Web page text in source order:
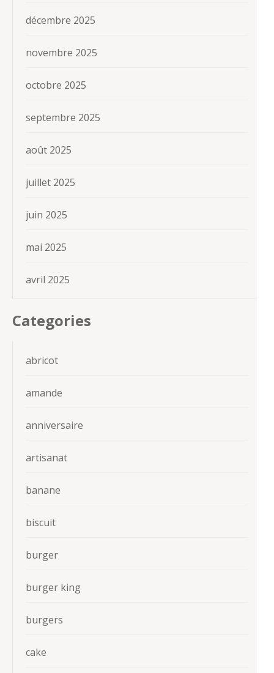
décembre 2025
novembre 2025
octobre 2025
septembre 2025
août 2025
juillet 2025
juin 2025
mai 2025
avril 2025
Categories
abricot
amande
anniversaire
artisanat
banane
biscuit
burger
burger king
burgers
cake